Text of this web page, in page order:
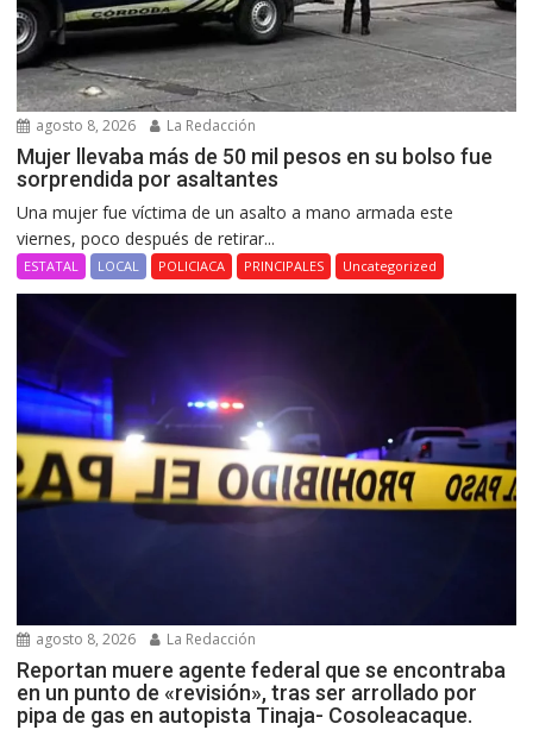
agosto 8, 2026 La Redacción
Mujer llevaba más de 50 mil pesos en su bolso fue
sorprendida por asaltantes
Una mujer fue víctima de un asalto a mano armada este
viernes, poco después de retirar...
ESTATAL LOCAL POLICIACA PRINCIPALES Uncategorized
agosto 8, 2026 La Redacción
Reportan muere agente federal que se encontraba
en un punto de «revisión», tras ser arrollado por
pipa de gas en autopista Tinaja- Cosoleacaque.